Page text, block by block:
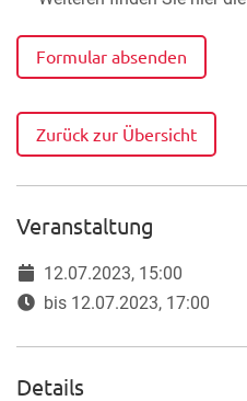
Formular absenden
Zurück zur Übersicht
Veranstaltung
12.07.2023, 15:00
bis 12.07.2023, 17:00
Details